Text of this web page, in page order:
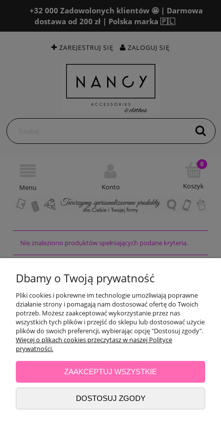
+32 000 Zadowolonych klientów 🤩 | Darmowa
dostawa od 200 zł | Polska marka 🇵🇱
ZAREJESTRUJ SIĘ ZALOGUJ SIĘ
Nie znaleziono produktów spełniających podane kryteria.
OPINIE KLIENTÓW
MOJE KONTO
INFORMACJE
O NAS
Dbamy o Twoją prywatność
Pliki cookies i pokrewne im technologie umożliwiają poprawne
działanie strony i pomagają nam dostosować ofertę do Twoich
potrzeb. Możesz zaakceptować wykorzystanie przez nas
wszystkich tych plików i przejść do sklepu lub dostosować użycie
plików do swoich preferencji, wybierając opcję "Dostosuj zgody".
Więcej o plikach cookies przeczytasz w naszej Polityce
prywatności.
ZAAKCEPTUJ WSZYSTKIE
DOSTOSUJ ZGODY